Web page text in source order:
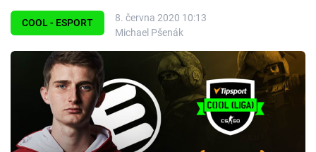
Témata
Filmy
Seriály
Hry
COOL - ESPORT
8. června 2020 10:13
Michael Pšenák